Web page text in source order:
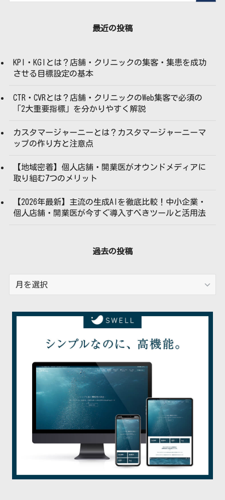
最近の投稿
KPI・KGIとは？店舗・クリニックの集客・集患を成功
させる目標設定の基本
CTR・CVRとは？店舗・クリニックのWeb集客で必須の
「2大重要指標」を分かりやすく解説
カスタマージャーニーとは？カスタマージャーニーマ
ップの作り方と注意点
【地域密着】個人店舗・開業医がオウンドメディアに
取り組む7つのメリット
【2026年最新】主流の生成AIを徹底比較！中小企業・
個人店舗・開業医が今すぐ導入すべきツールと活用法
過去の投稿
投